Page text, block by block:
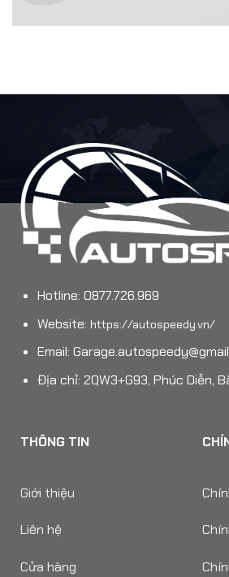
Hotline: 0877.726.969
Website: https://autospeedy.vn/
Email:
Địa chỉ: 2QW3+G93, Phúc Diễn,
THÔNG TIN
Giới thiệu
Liên hệ
Cửa hàng